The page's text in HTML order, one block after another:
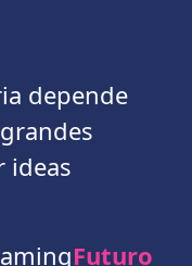
depende
ideas
amingFuturo